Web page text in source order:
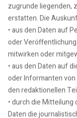
zugrunde liegenden,
erstatten. Die
• aus den Daten auf
oder
mitwirken oder
• aus den Daten auf
oder Informanten
den redaktionellen
• durch die
Daten die